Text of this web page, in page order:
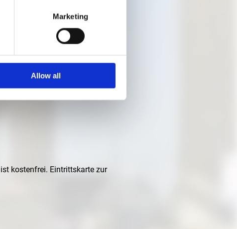
Marketing
Allow all
Begleiterinnen und
kostenfrei. Eintrittskarte zur